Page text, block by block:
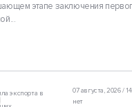
этапе заключения
07 августа, 2026 /
нет